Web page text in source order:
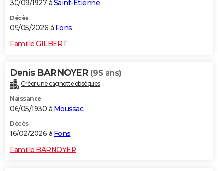
30/09/1927 à Saint-Étienne
Décès
09/05/2026 à Fons
Famille GILBERT
Denis BARNOYER (95 ans)
Créer une cagnotte obsèques
Naissance
06/05/1930 à Moussac
Décès
16/02/2026 à Fons
Famille BARNOYER